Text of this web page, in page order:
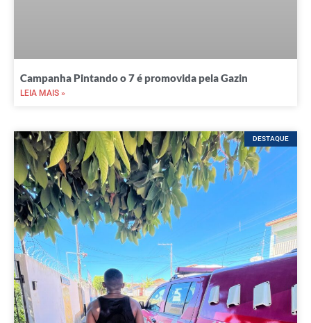
Campanha Pintando o 7 é promovida pela Gazin
LEIA MAIS »
DESTAQUE